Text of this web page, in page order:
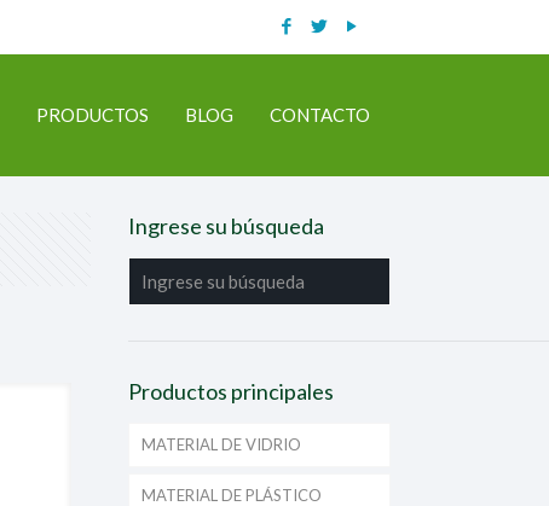
PRODUCTOS BLOG CONTACTO
Ingrese su búsqueda
Productos principales
MATERIAL DE VIDRIO
MATERIAL DE PLÁSTICO